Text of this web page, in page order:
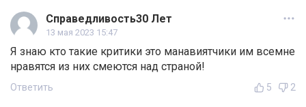
Справедливость30 Лет
13 мая 2023 15:47
Я знаю кто такие критики это манавиятчики им всемне
нравятся из них смеются над страной!
Ответить 5 2